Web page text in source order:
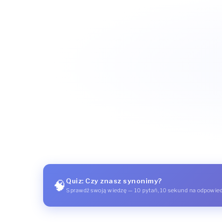
🧠 Quiz: Czy znasz synonimy?
Sprawdź swoją wiedzę — 10 pytań, 10 sekund na